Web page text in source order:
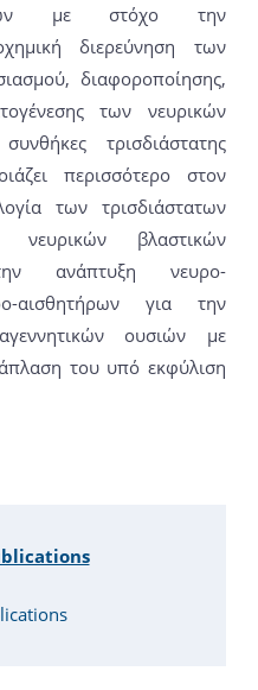
με στόχο την
διερεύνηση των
διαφοροποίησης,
των νευρικών
τρισδιάστατης
περισσότερο στον
των τρισδιάστατων
νευρικών βλαστικών
ανάπτυξη νευρο-
αισθητήρων για την
ουσιών με
του υπό εκφύλιση